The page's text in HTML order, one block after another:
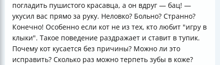
погладить пушистого красавца, а он вдруг — бац! —
укусил вас прямо за руку. Неловко? Больно? Странно?
Конечно! Особенно если кот не из тех, кто любит "игру в
клыки". Такое поведение раздражает и ставит в тупик.
Почему кот кусается без причины? Можно ли это
исправить? Сколько раз можно терпеть зубы в коже?